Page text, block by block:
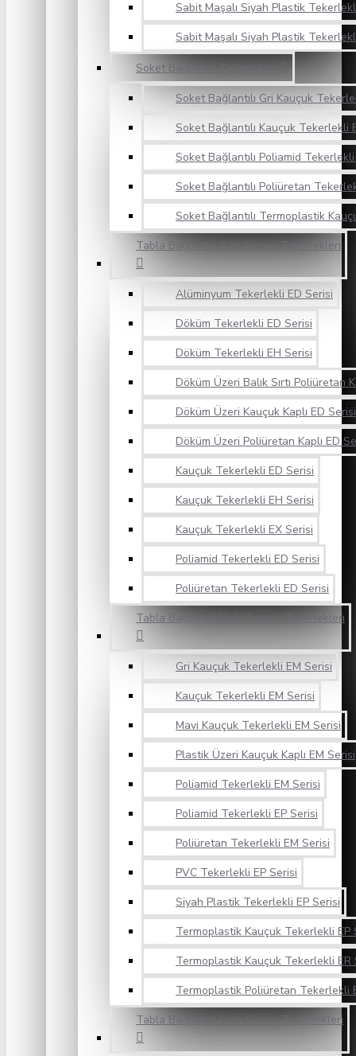
Sabit Maşalı Siyah Plastik
Sabit Maşalı Siyah Plastik
Soket Bağlantılı Tekerlekler
Soket Bağlantılı Gri Kauçuk
Soket Bağlantılı Kauçuk Tekerlekli
Soket Bağlantılı Poliamid
Soket Bağlantılı Poliüretan
Soket Bağlantılı Termoplastik
Tabla Bağlantılı Ağır Sanayi Tekerlekleri
Alüminyum Tekerlekli ED Serisi
Döküm Tekerlekli ED Serisi
Döküm Tekerlekli EH Serisi
Döküm Üzeri Balık Sırtı Poliüretan
Döküm Üzeri Kauçuk Kaplı ED Serisi
Döküm Üzeri Poliüretan Kaplı ED
Kauçuk Tekerlekli ED Serisi
Kauçuk Tekerlekli EH Serisi
Kauçuk Tekerlekli EX Serisi
Poliamid Tekerlekli ED Serisi
Poliüretan Tekerlekli ED Serisi
Tabla Bağlantılı Hafif Sanayi Tekerlekleri
Gri Kauçuk Tekerlekli EM Serisi
Kauçuk Tekerlekli EM Serisi
Mavi Kauçuk Tekerlekli EM Serisi
Plastik Üzeri Kauçuk Kaplı EM Serisi
Poliamid Tekerlekli EM Serisi
Poliamid Tekerlekli EP Serisi
Poliüretan Tekerlekli EM Serisi
PVC Tekerlekli EP Serisi
Siyah Plastik Tekerlekli EP Serisi
Termoplastik Kauçuk Tekerlekli EP
Termoplastik Kauçuk Tekerlekli ER
Termoplastik Poliüretan Tekerlekli
Tabla Bağlantılı Orta Sanayi Tekerlekleri